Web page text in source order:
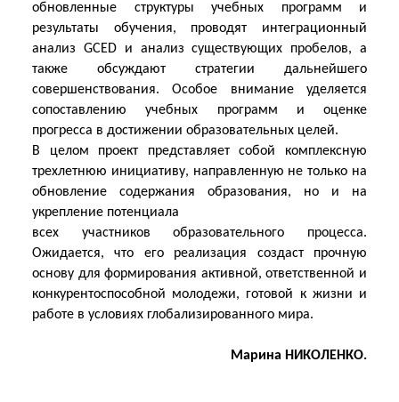
обновленные структуры учебных программ и
результаты обучения, проводят интеграционный
анализ GCED и анализ существующих пробелов, а
также обсуждают стратегии дальнейшего
совершенствования. Особое внимание уделяется
сопоставлению учебных программ и оценке
прогресса в достижении образовательных целей.
В целом проект представляет собой комплексную
трехлетнюю инициативу, направленную не только на
обновление содержания образования, но и на
укрепление потенциала
всех участников образовательного процесса.
Ожидается, что его реализация создаст прочную
основу для формирования активной, ответственной и
конкурентоспособной молодежи, готовой к жизни и
работе в условиях глобализированного мира.
Марина НИКОЛЕНКО.